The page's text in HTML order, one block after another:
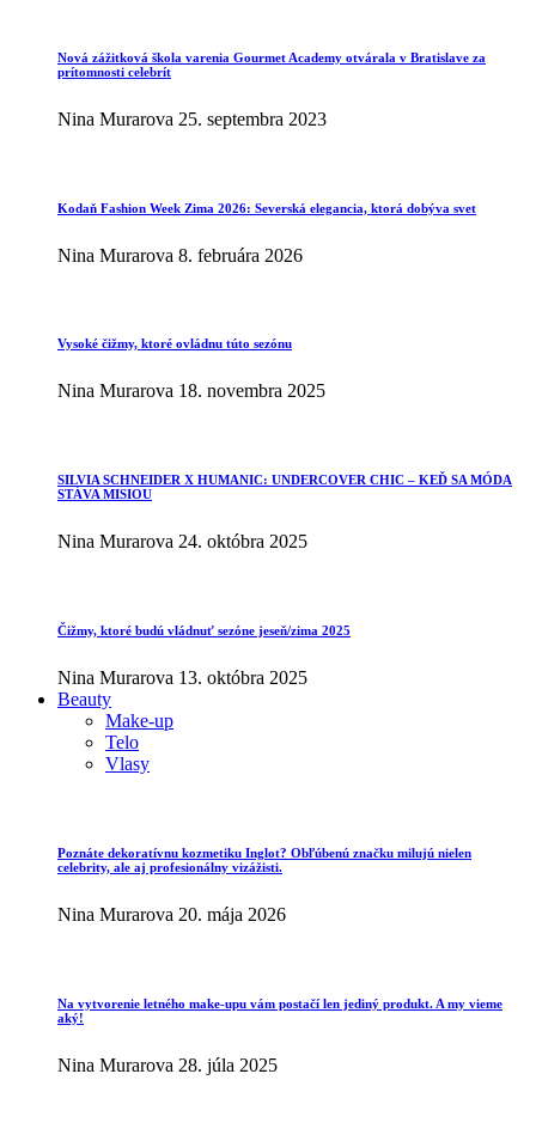
Nová zážitková škola varenia Gourmet Academy otvárala v Bratislave za
prítomnosti celebrít
Nina Murarova 25. septembra 2023
Kodaň Fashion Week Zima 2026: Severská elegancia, ktorá dobýva svet
Nina Murarova 8. februára 2026
Vysoké čižmy, ktoré ovládnu túto sezónu
Nina Murarova 18. novembra 2025
SILVIA SCHNEIDER X HUMANIC: UNDERCOVER CHIC – KEĎ SA MÓDA
STÁVA MISIOU
Nina Murarova 24. októbra 2025
Čižmy, ktoré budú vládnuť sezóne jeseň/zima 2025
Nina Murarova 13. októbra 2025
Beauty
Make-up
Telo
Vlasy
Poznáte dekoratívnu kozmetiku Inglot? Obľúbenú značku milujú nielen
celebrity, ale aj profesionálny vizážisti.
Nina Murarova 20. mája 2026
Na vytvorenie letného make-upu vám postačí len jediný produkt. A my vieme
aký!
Nina Murarova 28. júla 2025